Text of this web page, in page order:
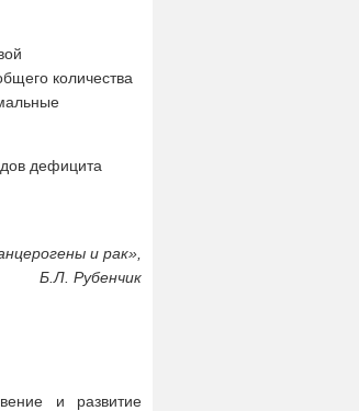
количества
дефицита
и рак»,
Б.Л. Рубенчик
и развитие